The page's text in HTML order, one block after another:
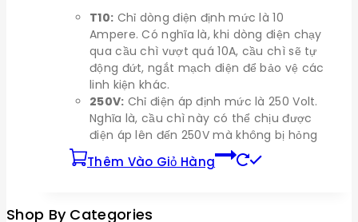
T10: Chỉ dòng điện định mức là 10
Ampere. Có nghĩa là, khi dòng điện chạy
qua cầu chì vượt quá 10A, cầu chì sẽ tự
động đứt, ngắt mạch điện để bảo vệ các
linh kiện khác.
250V: Chỉ điện áp định mức là 250 Volt.
Nghĩa là, cầu chì này có thể chịu được
điện áp lên đến 250V mà không bị hỏng
Thêm Vào Giỏ Hàng
Shop By Categories